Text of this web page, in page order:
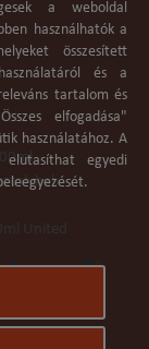
United
a weboldal
használhatók a
összesített
és a
tartalom és
elfogadása"
használatához. A
egyedi